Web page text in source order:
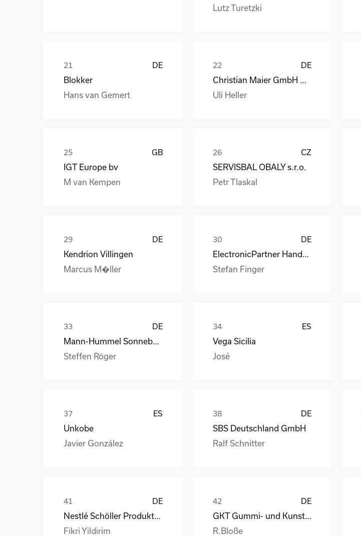
Lutz Turetzki
DE
Blokker
Hans van Gemert
DE
Uli Heller
GB
IGT Europe bv
M van Kempen
CZ
SERVISBAL OBALY s.r.o.
Petr Tlaskal
DE
Kendrion Villingen
Marcus M�ller
DE
ElectronicPartner Handel SE
Stefan Finger
DE
Mann-Hummel Sonneberg
Steffen Röger
ES
Vega Sicilia
José
ES
Unkobe
Javier González
DE
SBS Deutschland GmbH
Ralf Schnitter
DE
Fikri Yildirim
DE
GKT Gummi- und Kunststofftechnik Fürstenwalde Gmb
R.Bloße